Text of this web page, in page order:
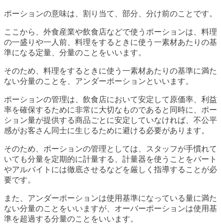
ポーションの意味は、割り当て、部分、分け前のことです。
ここから、外食産業や飲食店などで使うポーションは、料理
の一盛りや一人前、料理をするときに使う一素材あたりの基
準になる定量、分量のことをいいます。
そのため、料理をするときに使う一素材あたりの基準に満た
ない分量のことを、アンダーポーションといいます。
ポーションの管理は、飲食店において安定して原価率、利益
率を確保するために非常に大切なものであると同時に、ポー
ション量が提供する商品ごとに安定していなければ、不公平
感がお客さん同士に生じるために避ける必要があります。
そのため、ポーションの管理としては、スタッフが手慣れて
いても分量を定期的に計量する、計量器を使うことをパート
やアルバイトには徹底させるなどを厳しく指導することが必
要です。
また、アンダーポーションは使用基準になっている量に満た
ない分量のことをいいますが、オーバーポーションは使用基
準を超過する分量のことをいいます。